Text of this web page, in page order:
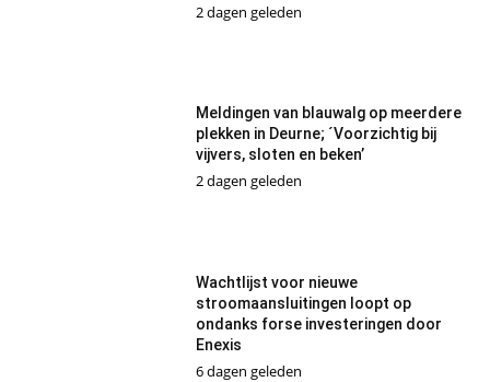
2 dagen geleden
Meldingen van blauwalg op meerdere
plekken in Deurne; ´Voorzichtig bij
vijvers, sloten en beken’
2 dagen geleden
Wachtlijst voor nieuwe
stroomaansluitingen loopt op
ondanks forse investeringen door
Enexis
6 dagen geleden